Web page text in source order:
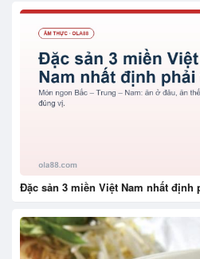
Đặc sản 3 miền Việt Nam nhất định